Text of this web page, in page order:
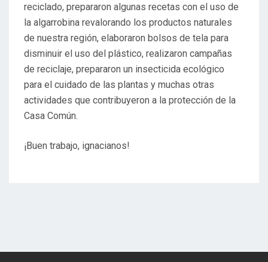
reciclado, prepararon algunas recetas con el uso de
la algarrobina revalorando los productos naturales
de nuestra región, elaboraron bolsos de tela para
disminuir el uso del plástico, realizaron campañas
de reciclaje, prepararon un insecticida ecológico
para el cuidado de las plantas y muchas otras
actividades que contribuyeron a la protección de la
Casa Común.
¡Buen trabajo, ignacianos!